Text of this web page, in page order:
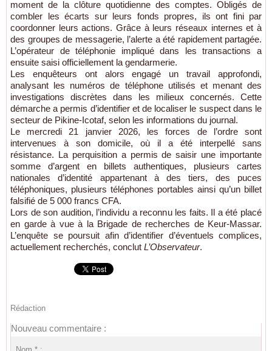
moment de la clôture quotidienne des comptes. Obligés de
combler les écarts sur leurs fonds propres, ils ont fini par
coordonner leurs actions. Grâce à leurs réseaux internes et à
des groupes de messagerie, l’alerte a été rapidement partagée.
L’opérateur de téléphonie impliqué dans les transactions a
ensuite saisi officiellement la gendarmerie.
Les enquêteurs ont alors engagé un travail approfondi,
analysant les numéros de téléphone utilisés et menant des
investigations discrètes dans les milieux concernés. Cette
démarche a permis d’identifier et de localiser le suspect dans le
secteur de Pikine-Icotaf, selon les informations du journal.
Le mercredi 21 janvier 2026, les forces de l’ordre sont
intervenues à son domicile, où il a été interpellé sans
résistance. La perquisition a permis de saisir une importante
somme d’argent en billets authentiques, plusieurs cartes
nationales d’identité appartenant à des tiers, des puces
téléphoniques, plusieurs téléphones portables ainsi qu’un billet
falsifié de 5 000 francs CFA.
Lors de son audition, l’individu a reconnu les faits. Il a été placé
en garde à vue à la Brigade de recherches de Keur-Massar.
L’enquête se poursuit afin d’identifier d’éventuels complices,
actuellement recherchés, conclut L’Observateur.
Rédaction
Nouveau commentaire :